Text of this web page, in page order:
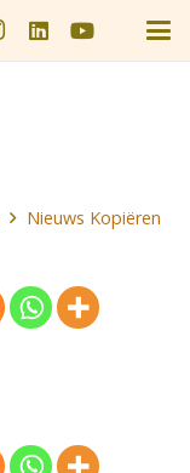
Nieuws Kopiëren